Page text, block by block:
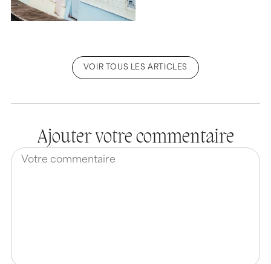
VOIR TOUS LES ARTICLES
Ajouter votre commentaire